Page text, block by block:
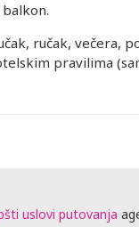
ručak, večera,
pravilima
uslovi putovanja